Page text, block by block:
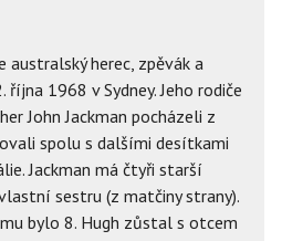
australský herec, zpěvák a
1968 v Sydney. Jeho rodiče
John Jackman pocházeli z
spolu s dalšími desítkami
Jackman má čtyři starší
sestru (z matčiny strany).
bylo 8. Hugh zůstal s otcem